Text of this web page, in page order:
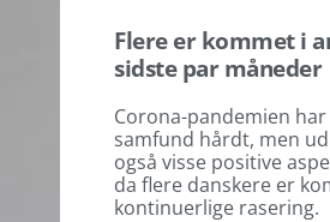
Flere er kommet i
sidste par måneder
Corona-pandemien
samfund hårdt, men
også visse positive
da flere danskere er
kontinuerlige rasering.